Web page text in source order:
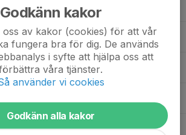
, P12 - Röd&vit (2014)
Öhman , P12 - Röd&vit (2014)
Godkänn kakor
oss av kakor (cookies) för att vår
fungera bra för dig. De används
i syfte att hjälpa oss att
våra tjänster.
använder vi cookies
Godkänn alla kakor